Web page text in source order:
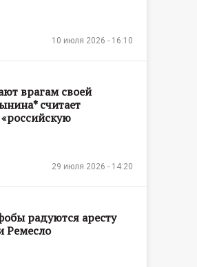
10 июля 2026 - 16:10
врагам своей
считает
29 июля 2026 - 14:20
радуются аресту
Ремесло